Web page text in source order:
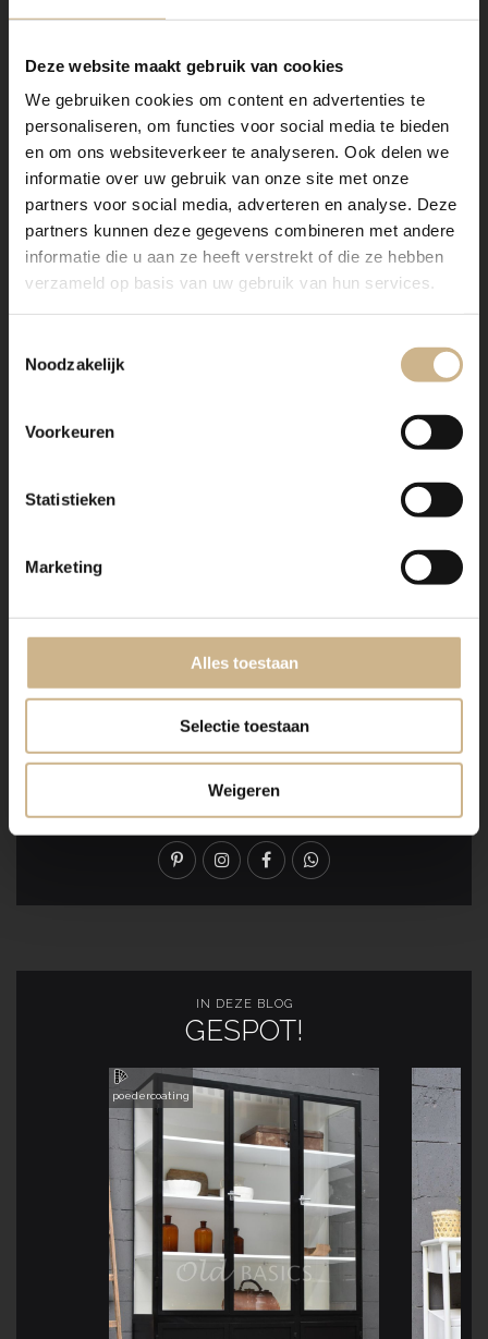
Deze website maakt gebruik van cookies
We gebruiken cookies om content en advertenties te
personaliseren, om functies voor social media te bieden
en om ons websiteverkeer te analyseren. Ook delen we
informatie over uw gebruik van onze site met onze
partners voor social media, adverteren en analyse. Deze
partners kunnen deze gegevens combineren met andere
informatie die u aan ze heeft verstrekt of die ze hebben
verzameld op basis van uw gebruik van hun services.
Noodzakelijk
Voorkeuren
Statistieken
Marketing
Alles toestaan
Selectie toestaan
Weigeren
DELEN?
IN DEZE BLOG
GESPOT!
poedercoating